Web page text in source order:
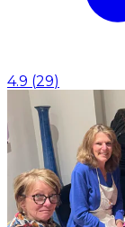
4.9 (29)